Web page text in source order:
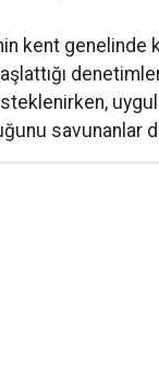
kent genelinde
savunanlar